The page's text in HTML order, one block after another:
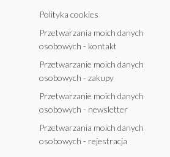
Polityka cookies
Przetwarzania moich danych
osobowych - kontakt
Przetwarzanie moich danych
osobowych - zakupy
Przetwarzanie moich danych
osobowych - newsletter
Przetwarzania moich danych
osobowych - rejestracja